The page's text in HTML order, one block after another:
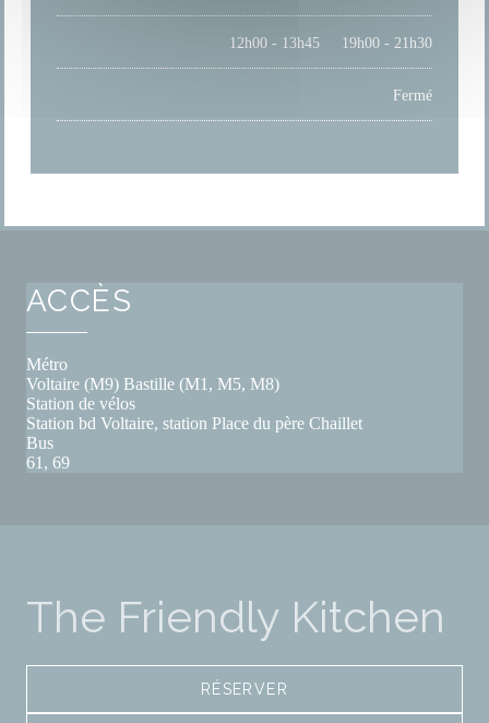
12h00 - 13h45 19h00 - 21h30
Fermé
ACCÈS
Métro
Voltaire (M9) Bastille (M1, M5, M8)
Station de vélos
Station bd Voltaire, station Place du père Chaillet
Bus
61, 69
The Friendly Kitchen
RÉSERVER